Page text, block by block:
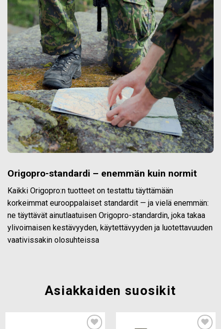
Origopro-standardi – enemmän kuin normit
Kaikki Origopro:n tuotteet on testattu täyttämään
korkeimmat eurooppalaiset standardit — ja vielä enemmän:
ne täyttävät ainutlaatuisen Origopro-standardin, joka takaa
ylivoimaisen kestävyyden, käytettävyyden ja luotettavuuden
vaativissakin olosuhteissa
Asiakkaiden suosikit